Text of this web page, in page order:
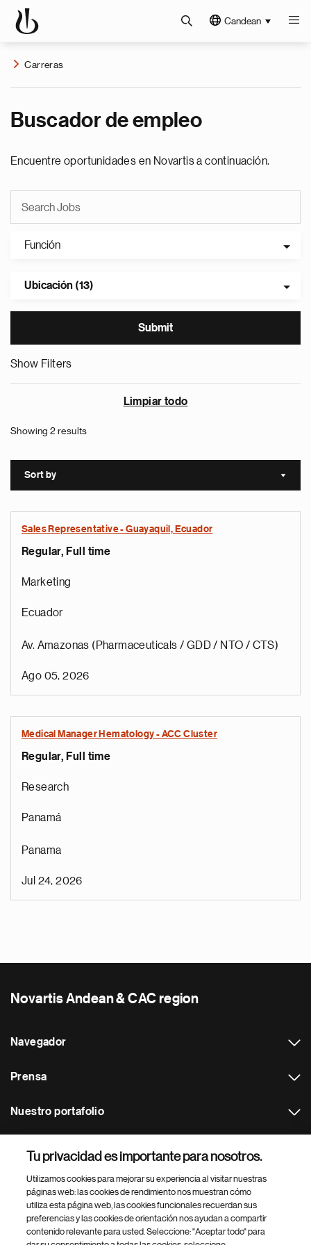
Candean
Carreras
Buscador de empleo
Encuentre oportunidades en Novartis a continuación.
Función
Ubicación (13)
Show Filters
Limpiar todo
Showing 2 results
Sort by Sort
Sales Representative - Guayaquil, Ecuador
Regular, Full time
Marketing
Ecuador
Av. Amazonas (Pharmaceuticals / GDD / NTO / CTS)
Ago 05, 2026
Medical Manager Hematology - ACC Cluster
Regular, Full time
Research
Panamá
Panama
Jul 24, 2026
Novartis Andean & CAC region
Navegador
Prensa
Nuestro portafolio
Footer Site Search
Tu privacidad es importante para nosotros.
Utilizamos cookies para mejorar su experiencia al visitar nuestras
páginas web: las cookies de rendimiento nos muestran cómo
utiliza esta página web, las cookies funcionales recuerdan sus
preferencias y las cookies de orientación nos ayudan a compartir
contenido relevante para usted. Seleccione: "Aceptar todo" para